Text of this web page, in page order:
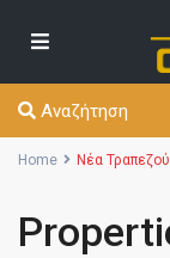
Αναζήτηση
Home Νέα